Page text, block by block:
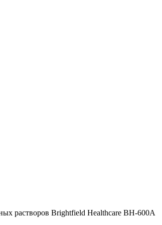
растворов Brightfield Healthcare BH-600A